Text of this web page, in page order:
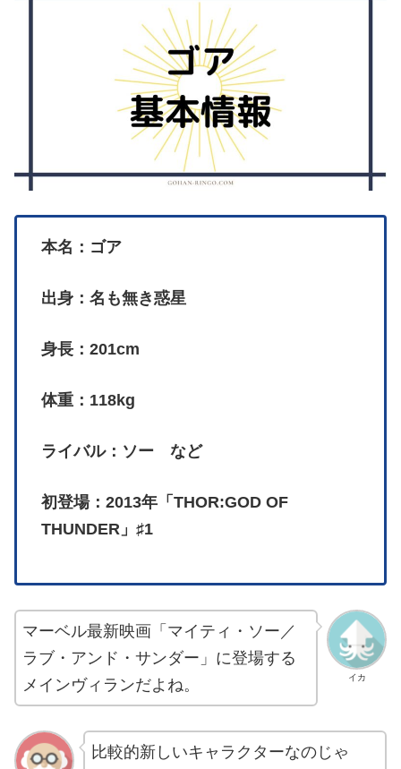
本名：ゴア
出身：名も無き惑星
身長：201cm
体重：118kg
ライバル：ソー など
初登場：2013年「THOR:GOD OF
THUNDER」♯1
イカ
マーベル最新映画「マイティ・ソー／
ラブ・アンド・サンダー」に登場する
メインヴィランだよね。
比較的新しいキャラクターなのじゃ